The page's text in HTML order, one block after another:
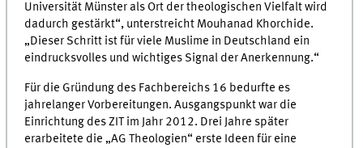
Universität Münster als Ort der theologischen Vielfalt wird
dadurch gestärkt“, unterstreicht Mouhanad Khorchide.
„Dieser Schritt ist für viele Muslime in Deutschland ein
eindrucksvolles und wichtiges Signal der Anerkennung.“
Für die Gründung des Fachbereichs 16 bedurfte es
jahrelanger Vorbereitungen. Ausgangspunkt war die
Einrichtung des ZIT im Jahr 2012. Drei Jahre später
erarbeitete die „AG Theologien“ erste Ideen für eine